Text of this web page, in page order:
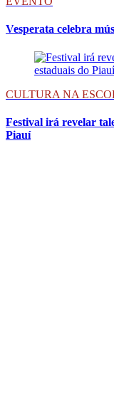
Vesperata celebra
CULTURA NA
Festival irá revelar
Piauí